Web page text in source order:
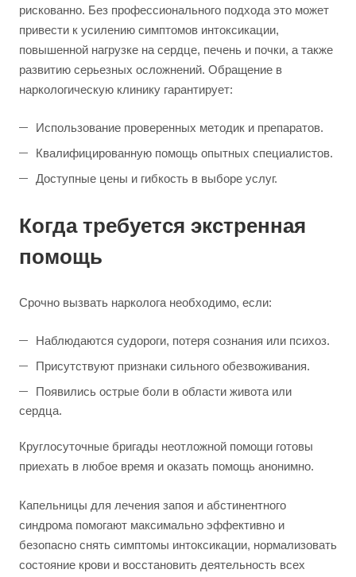
рискованно. Без профессионального подхода это может
привести к усилению симптомов интоксикации,
повышенной нагрузке на сердце, печень и почки, а также
развитию серьезных осложнений. Обращение в
наркологическую клинику гарантирует:
Использование проверенных методик и препаратов.
Квалифицированную помощь опытных специалистов.
Доступные цены и гибкость в выборе услуг.
Когда требуется экстренная
помощь
Срочно вызвать нарколога необходимо, если:
Наблюдаются судороги, потеря сознания или психоз.
Присутствуют признаки сильного обезвоживания.
Появились острые боли в области живота или
сердца.
Круглосуточные бригады неотложной помощи готовы
приехать в любое время и оказать помощь анонимно.
Капельницы для лечения запоя и абстинентного
синдрома помогают максимально эффективно и
безопасно снять симптомы интоксикации, нормализовать
состояние крови и восстановить деятельность всех